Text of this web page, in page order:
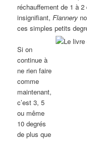
réchauffement de 1 à
insignifiant,Flannery
ces simples petits
Si on
continue à
ne rien faire
comme
maintenant,
c’est 3, 5
ou même
10 degrés
de plus que